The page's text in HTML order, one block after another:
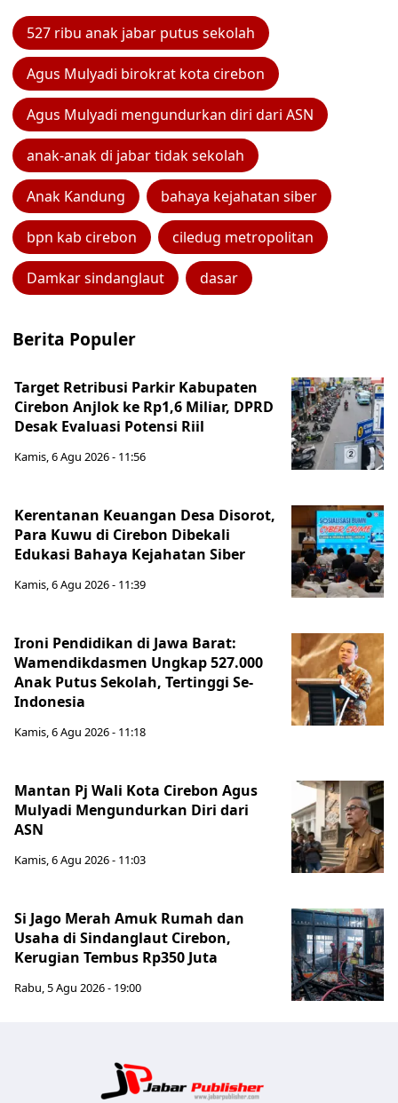
527 ribu anak jabar putus sekolah
Agus Mulyadi birokrat kota cirebon
Agus Mulyadi mengundurkan diri dari ASN
anak-anak di jabar tidak sekolah
Anak Kandung bahaya kejahatan siber
bpn kab cirebon ciledug metropolitan
Damkar sindanglaut dasar
Berita Populer
Target Retribusi Parkir Kabupaten
Cirebon Anjlok ke Rp1,6 Miliar, DPRD
Desak Evaluasi Potensi Riil
Kamis, 6 Agu 2026 - 11:56
Kerentanan Keuangan Desa Disorot,
Para Kuwu di Cirebon Dibekali
Edukasi Bahaya Kejahatan Siber
Kamis, 6 Agu 2026 - 11:39
Ironi Pendidikan di Jawa Barat:
Wamendikdasmen Ungkap 527.000
Anak Putus Sekolah, Tertinggi Se-
Indonesia
Kamis, 6 Agu 2026 - 11:18
Mantan Pj Wali Kota Cirebon Agus
Mulyadi Mengundurkan Diri dari
ASN
Kamis, 6 Agu 2026 - 11:03
Si Jago Merah Amuk Rumah dan
Usaha di Sindanglaut Cirebon,
Kerugian Tembus Rp350 Juta
Rabu, 5 Agu 2026 - 19:00